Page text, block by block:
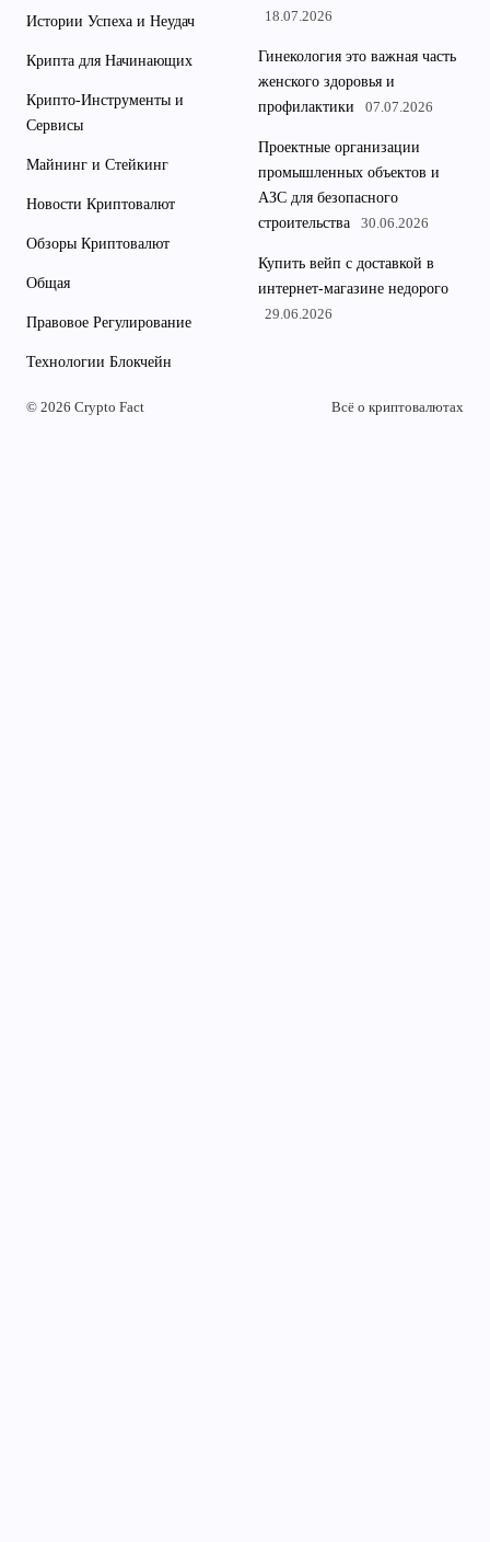
Истории Успеха и Неудач
Крипта для Начинающих
Крипто-Инструменты и
Сервисы
Майнинг и Стейкинг
Новости Криптовалют
Обзоры Криптовалют
Общая
Правовое Регулирование
Технологии Блокчейн
18.07.2026
Гинекология это важная часть
женского здоровья и
профилактики
07.07.2026
Проектные организации
промышленных объектов и
АЗС для безопасного
строительства
30.06.2026
Купить вейп с доставкой в
интернет-магазине недорого
29.06.2026
© 2026 Crypto Fact Всё о криптовалютах